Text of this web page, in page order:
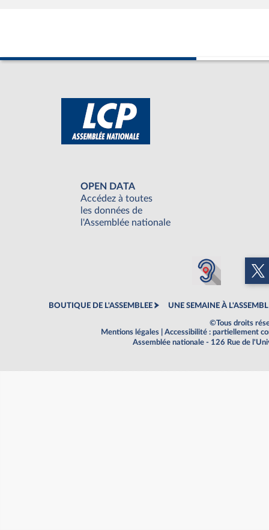
OPEN DATA
Accédez à toutes
les données de
l'Assemblée nationale
BOUTIQUE DE L'ASSEMBLEE UNE SEMAINE À
©Tous droits
Mentions légales
Accessibilité : partiellement
Assemblée nationale - 126 Rue de